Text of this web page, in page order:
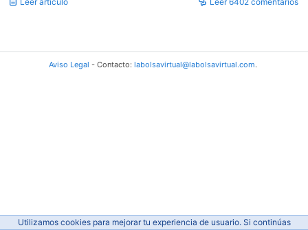
Aviso Legal - Contacto: labolsavirtual@labolsavirtual.com.
Utilizamos cookies para mejorar tu experiencia de usuario. Si continúas